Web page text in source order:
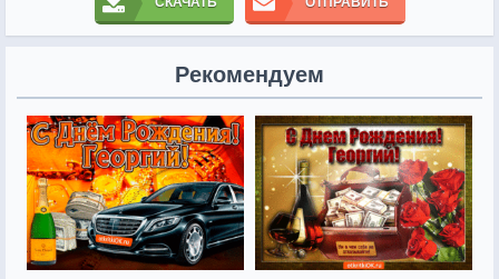
Рекомендуем